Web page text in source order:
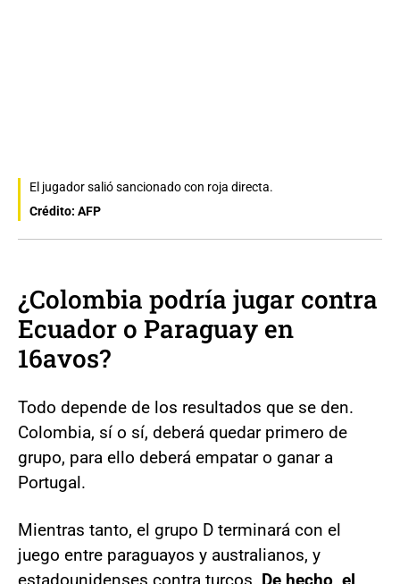
El jugador salió sancionado con roja directa.
Crédito: AFP
¿Colombia podría jugar contra
Ecuador o Paraguay en
16avos?
Todo depende de los resultados que se den.
Colombia, sí o sí, deberá quedar primero de
grupo, para ello deberá empatar o ganar a
Portugal.
Mientras tanto, el grupo D terminará con el
juego entre paraguayos y australianos, y